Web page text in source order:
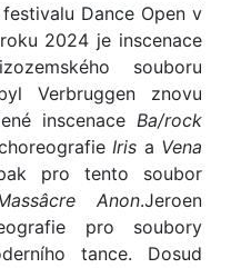
Dance Open v
2024 je inscenace
souboru
Verbruggen znovu
inscenace Ba/rock
Iris a Vena
pro tento soubor
Anon.Jeroen
pro soubory
tance. Dosud